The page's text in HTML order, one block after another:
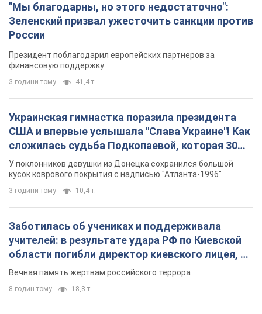
"Мы благодарны, но этого недостаточно":
Зеленский призвал ужесточить санкции против
России
Президент поблагодарил европейских партнеров за
финансовую поддержку
3 години тому 41,4 т.
Украинская гимнастка поразила президента
США и впервые услышала "Слава Украине"! Как
сложилась судьба Подкопаевой, которая 30
лет назад завоевала "золото" Олимпиады
У поклонников девушки из Донецка сохранился большой
кусок коврового покрытия с надписью "Атланта-1996"
3 години тому 10,4 т.
Заботилась об учениках и поддерживала
учителей: в результате удара РФ по Киевской
области погибли директор киевского лицея, её
муж и внук
Вечная память жертвам российского террора
8 годин тому 18,8 т.